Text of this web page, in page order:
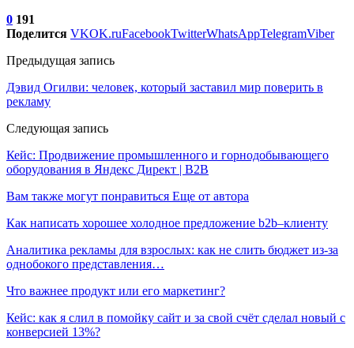
0 191
Поделится VKOK.ruFacebookTwitterWhatsAppTelegramViber
Предыдущая запись
Дэвид Огилви: человек, который заставил мир поверить в
рекламу
Следующая запись
Кейс: Продвижение промышленного и горнодобывающего
оборудования в Яндекс Директ | B2B
Вам также могут понравиться Еще от автора
Как написать хорошее холодное предложение b2b–клиенту
Аналитика рекламы для взрослых: как не слить бюджет из-за
однобокого представления…
Что важнее продукт или его маркетинг?
Кейс: как я слил в помойку сайт и за свой счёт сделал новый с
конверсией 13%?